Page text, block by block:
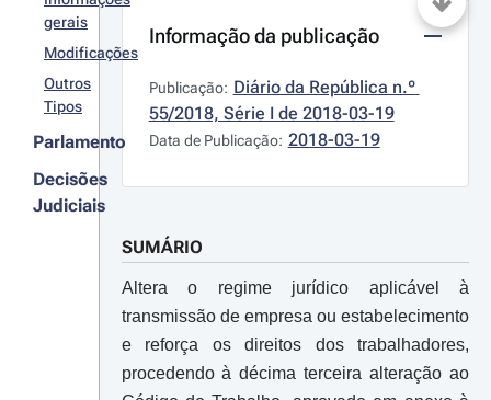
gerais
Modificações
Outros
Tipos
Parlamento
Decisões
Judiciais
Informação da publicação
Publicação: Diário da República n.º
55/2018, Série I de 2018-03-19
Data de Publicação: 2018-03-19
SUMÁRIO
Altera o regime jurídico aplicável à
transmissão de empresa ou estabelecimento
e reforça os direitos dos trabalhadores,
procedendo à décima terceira alteração ao